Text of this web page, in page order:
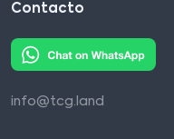
Contacto
info@tcg.land